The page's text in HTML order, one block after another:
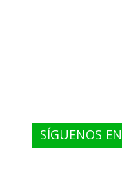
SÍGUENOS